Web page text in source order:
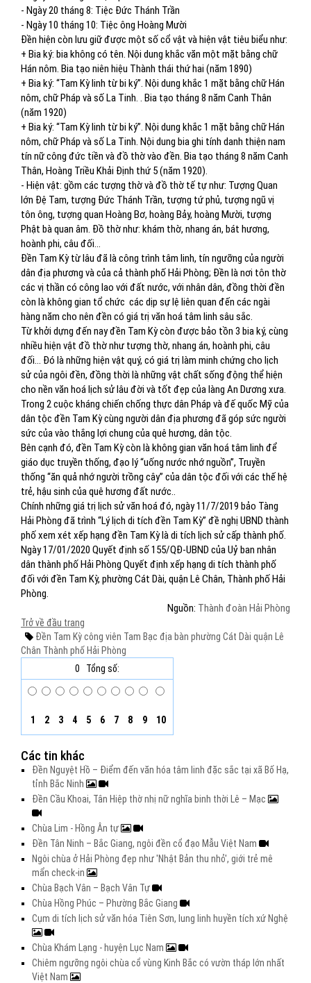
- Ngày 20 tháng 8: Tiệc Đức Thánh Trần
- Ngày 10 tháng 10: Tiệc ông Hoàng Mười
Đền hiện còn lưu giữ được một số cổ vật và hiện vật tiêu biểu như:
+ Bia ký: bia không có tên. Nội dung khắc văn một mặt bằng chữ
Hán nôm. Bia tạo niên hiệu Thành thái thứ hai (năm 1890)
+ Bia ký: “Tam Kỳ linh từ bi ký”. Nội dung khắc 1 mặt bằng chữ Hán
nôm, chữ Pháp và số La Tinh. . Bia tạo tháng 8 năm Canh Thân
(năm 1920)
+ Bia ký: “Tam Kỳ linh từ bi ký”. Nội dung khắc 1 mặt bằng chữ Hán
nôm, chữ Pháp và số La Tinh. Nội dung bia ghi tính danh thiện nam
tín nữ công đức tiền và đồ thờ vào đền. Bia tạo tháng 8 năm Canh
Thân, Hoàng Triều Khải Định thứ 5 (năm 1920).
- Hiện vật: gồm các tượng thờ và đồ thờ tế tự như: Tượng Quan
lớn Đệ Tam, tượng Đức Thánh Trần, tượng tứ phủ, tượng ngũ vị
tôn ông, tượng quan Hoàng Bơ, hoàng Bảy, hoàng Mười, tượng
Phật bà quan âm. Đồ thờ như: khám thờ, nhang án, bát hương,
hoành phi, câu đối…
Đền Tam Kỳ từ lâu đã là công trình tâm linh, tín ngưỡng của người
dân địa phương và của cả thành phố Hải Phòng; Đền là nơi tôn thờ
các vị thần có công lao với đất nước, với nhân dân, đồng thời đền
còn là không gian tổ chức các dịp sự lệ liên quan đến các ngài
hàng năm cho nên đền có giá trị văn hoá tâm linh sâu sắc.
Từ khởi dựng đến nay đền Tam Kỳ còn được bảo tồn 3 bia ký, cùng
nhiều hiện vật đồ thờ như tượng thờ, nhang án, hoành phi, câu
đối… Đó là những hiện vật quý, có giá trị làm minh chứng cho lịch
sử của ngôi đền, đồng thời là những vật chất sống động thể hiện
cho nền văn hoá lịch sử lâu đời và tốt đẹp của làng An Dương xưa.
Trong 2 cuộc kháng chiến chống thực dân Pháp và đế quốc Mỹ của
dân tộc đền Tam Kỳ cùng người dân địa phương đã góp sức người
sức của vào thắng lợi chung của quê hương, dân tộc.
Bên cạnh đó, đền Tam Kỳ còn là không gian văn hoá tâm linh để
giáo dục truyền thống, đạo lý “uống nước nhớ nguồn”, Truyền
thống “ăn quả nhớ người trồng cây” của dân tộc đối với các thế hệ
trẻ, hậu sinh của quê hương đất nước..
Chính những giá trị lịch sử văn hoá đó, ngày 11/7/2019 bảo Tàng
Hải Phòng đã trình “Lý lịch di tích đền Tam Kỳ” đề nghị UBND thành
phố xem xét xếp hạng đền Tam Kỳ là di tích lịch sử cấp thành phố.
Ngày 17/01/2020 Quyết định số 155/QĐ-UBND của Uỷ ban nhân
dân thành phố Hải Phòng Quyết định xếp hạng di tích thành phố
đối với đền Tam Kỳ, phường Cát Dài, quận Lê Chân, Thành phố Hải
Phòng.
Nguồn: Thành đoàn Hải Phòng
Trở về đầu trang
Đền Tam Kỳcông viên Tam Bạc địa bàn phường Cát Dài quận Lê
Chân Thành phố Hải Phòng
0
Tổng số:
1 2 3 4 5 6 7 8 9 10
Các tin khác
Đền Nguyệt Hồ – Điểm đến văn hóa tâm linh đặc sắc tại xã Bố Hạ,
tỉnh Bắc Ninh
Đền Cầu Khoai, Tân Hiệp thờ nhị nữ nghĩa binh thời Lê – Mạc
Chùa Lim - Hồng Ân tự
Đền Tân Ninh – Bắc Giang, ngôi đền cổ đạo Mẫu Việt Nam
Ngôi chùa ở Hải Phòng đẹp như 'Nhật Bản thu nhỏ', giới trẻ mê
mẩn check-in
Chùa Bạch Vân – Bạch Vân Tự
Chùa Hồng Phúc – Phường Bắc Giang
Cụm di tích lịch sử văn hóa Tiên Sơn, lung linh huyền tích xứ Nghệ
Chùa Khám Lạng - huyện Lục Nam
Chiêm ngưỡng ngôi chùa cổ vùng Kinh Bắc có vườn tháp lớn nhất
Việt Nam